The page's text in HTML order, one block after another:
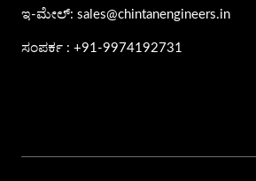
ಇ-ಮೇಲ್: sales@chintanengineers.in
ಸಂಪರ್ಕ : +91-9974192731